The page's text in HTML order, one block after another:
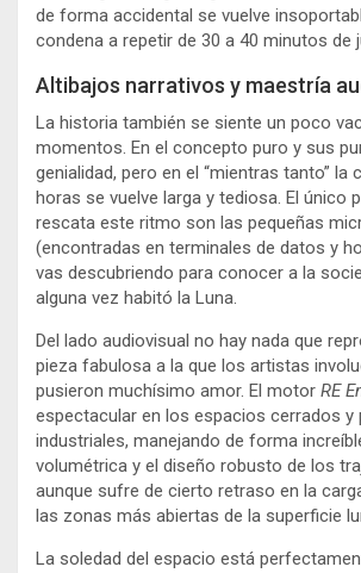
de forma accidental se vuelve
condena a repetir de 30 a 40 minutos de
Altibajos narrativos y maestría
La historia también se siente un poco
momentos. En el concepto puro y sus
genialidad, pero en el “mientras tanto” la
horas se vuelve larga y tediosa. El único
rescata este ritmo son las pequeñas
(encontradas en terminales de datos y
vas descubriendo para conocer a la
alguna vez habitó la Luna.
Del lado audiovisual no hay nada que
pieza fabulosa a la que los artistas
pusieron muchísimo amor. El motor RE
espectacular en los espacios cerrados y
industriales, manejando de forma
volumétrica y el diseño robusto de los
aunque sufre de cierto retraso en la
las zonas más abiertas de la superficie
La soledad del espacio está